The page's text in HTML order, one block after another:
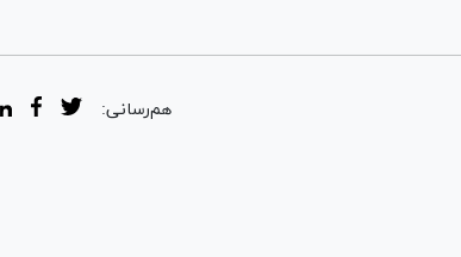
هم‌رسانی: